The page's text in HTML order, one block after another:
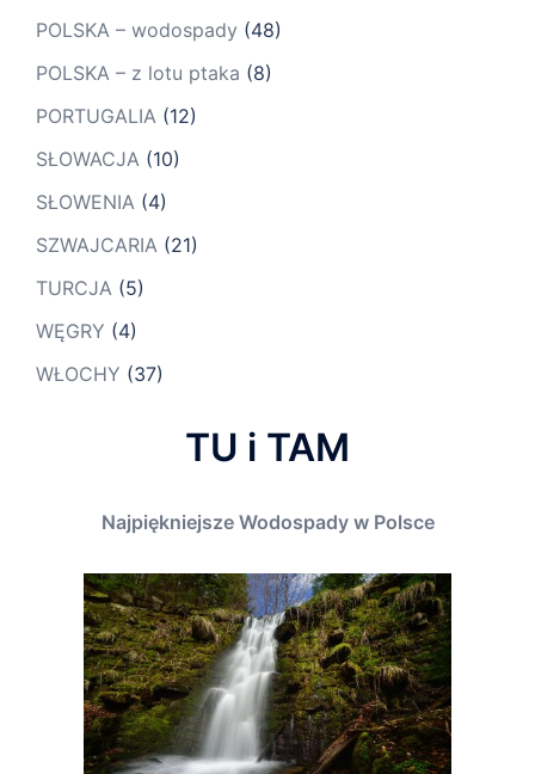
POLSKA – wodospady (48)
POLSKA – z lotu ptaka (8)
PORTUGALIA (12)
SŁOWACJA (10)
SŁOWENIA (4)
SZWAJCARIA (21)
TURCJA (5)
WĘGRY (4)
WŁOCHY (37)
TU i TAM
Najpiękniejsze Wodospady w Polsce